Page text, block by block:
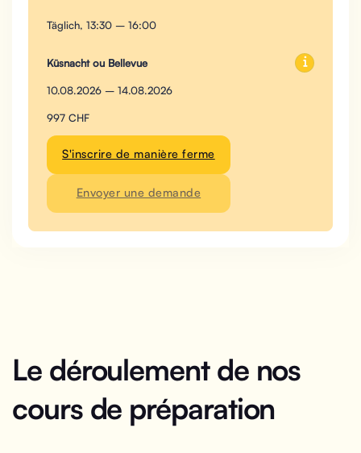
Täglich, 13:30 – 16:00
Küsnacht ou Bellevue
10.08.2026 – 14.08.2026
997 CHF
S'inscrire de manière ferme
Envoyer une demande
Le déroulement de nos
cours de préparation